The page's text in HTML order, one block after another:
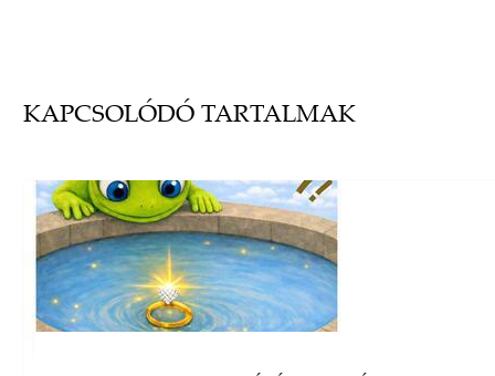
KAPCSOLÓDÓ TARTALMAK